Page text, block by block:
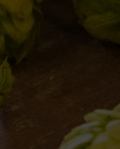
NOI | RASSEGNA STAMPA BIRRA DEL